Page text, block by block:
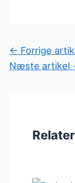
← Forrige
Næste artikel